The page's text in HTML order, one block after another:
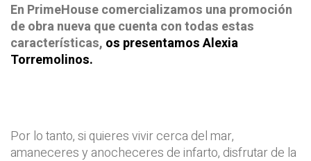
En PrimeHouse comercializamos una promoción
de obra nueva que cuenta con todas estas
características, os presentamos Alexia
Torremolinos.
Por lo tanto, si quieres vivir cerca del mar,
amaneceres y anocheceres de infarto, disfrutar de la